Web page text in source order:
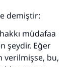
demiştir:
müdafaa
şeydir. Eğer
verilmişse, bu,